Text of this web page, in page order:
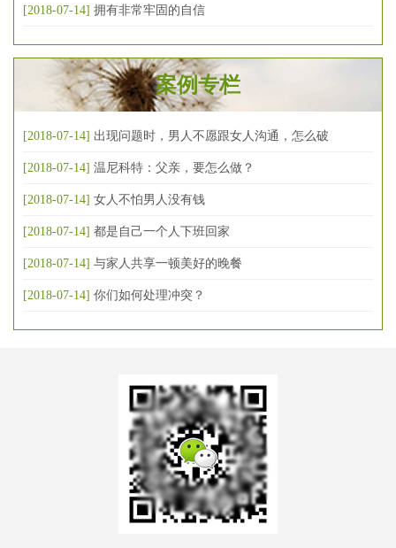
[2018-07-14] 拥有非常牢固的自信
案例专栏
[2018-07-14] 出现问题时，男人不愿跟女人沟通，怎么破
[2018-07-14] 温尼科特：父亲，要怎么做？
[2018-07-14] 女人不怕男人没有钱
[2018-07-14] 都是自己一个人下班回家
[2018-07-14] 与家人共享一顿美好的晚餐
[2018-07-14] 你们如何处理冲突？